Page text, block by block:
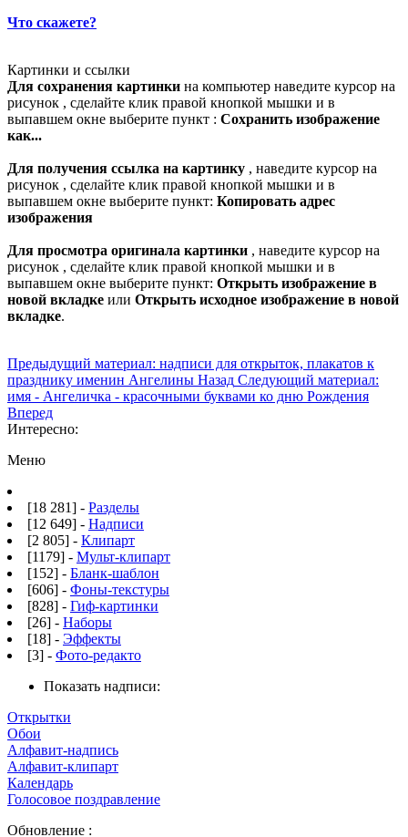
Что скажете?
Картинки и ссылки
Для сохранения картинки на компьютер наведите курсор на
рисунок , сделайте клик правой кнопкой мышки и в
выпавшем окне выберите пункт : Сохранить изображение
как...
Для получения ссылка на картинку , наведите курсор на
рисунок , сделайте клик правой кнопкой мышки и в
выпавшем окне выберите пункт: Копировать адрес
изображения
Для просмотра оригинала картинки , наведите курсор на
рисунок , сделайте клик правой кнопкой мышки и в
выпавшем окне выберите пункт: Открыть изображение в
новой вкладке или Открыть исходное изображение в новой
вкладке.
Предыдущий материал: надписи для открыток, плакатов к
празднику именин Ангелины Назад Следующий материал:
имя - Ангеличка - красочными буквами ко дню Рождения
Вперед
Интересно:
Меню
[18 281] - Разделы
[12 649] - Надписи
[2 805] - Клипарт
[1179] - Мульт-клипарт
[152] - Бланк-шаблон
[606] - Фоны-текстуры
[828] - Гиф-картинки
[26] - Наборы
[18] - Эффекты
[3] - Фото-редакто
Показать надписи:
Открытки
Обои
Алфавит-надпись
Алфавит-клипарт
Календарь
Голосовое поздравление
Обновление :